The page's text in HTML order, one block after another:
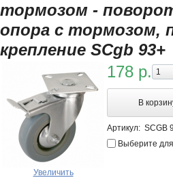
тормозом -
опора с тормозом,
крепление SCgb 93+
Увеличить
178 р.
В
Артикул: SCGB
Выберите